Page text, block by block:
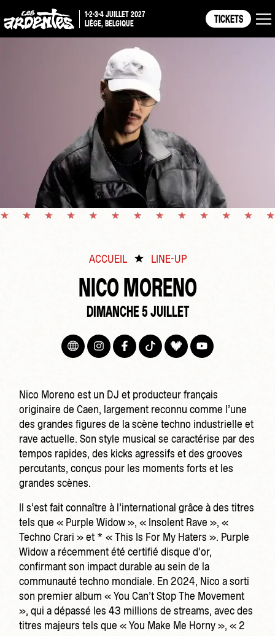
1-2-3-4 JUILLET 2027
LIÈGE, BELGIQUE
TICKETS
ACCUEIL LINE-UP
NICO MORENO
DIMANCHE 5 JUILLET
Nico Moreno est un DJ et producteur français
originaire de Caen, largement reconnu comme l’une
des grandes figures de la scène techno industrielle et
rave actuelle. Son style musical se caractérise par des
tempos rapides, des kicks agressifs et des grooves
percutants, conçus pour les moments forts et les
grandes scènes.
Il s’est fait connaître à l’international grâce à des titres
tels que « Purple Widow », « Insolent Rave », «
Techno Crari » et * « This Is For My Haters ». Purple
Widow a récemment été certifié disque d’or,
confirmant son impact durable au sein de la
communauté techno mondiale. En 2024, Nico a sorti
son premier album « You Can’t Stop The Movement
», qui a dépassé les 43 millions de streams, avec des
titres majeurs tels que « You Make Me Horny », « 2